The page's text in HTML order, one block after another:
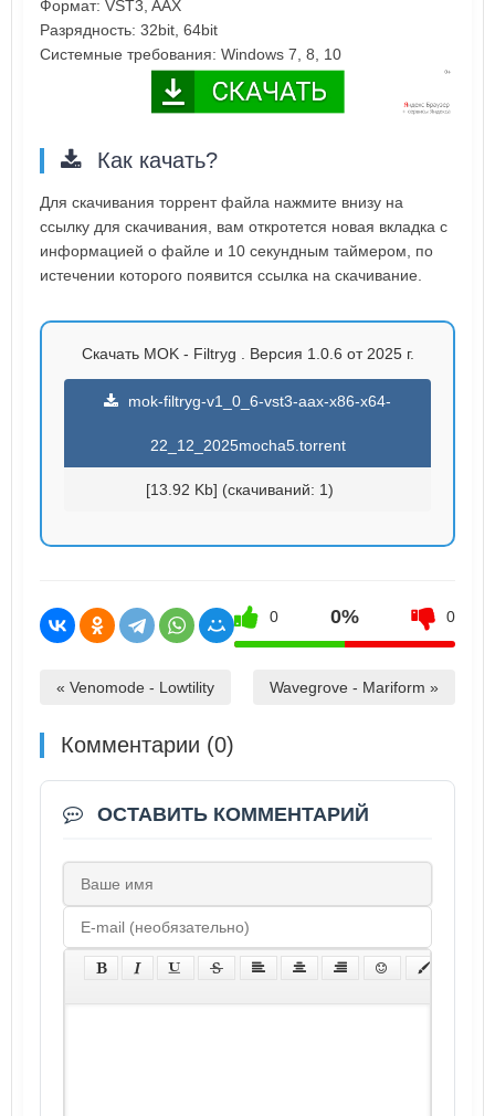
Формат: VST3, AAX
Разрядность: 32bit, 64bit
Системные требования: Windows 7, 8, 10
Как качать?
Для скачивания торрент файла нажмите внизу на
ссылку для скачивания, вам откротется новая вкладка с
информацией о файле и 10 секундным таймером, по
истечении которого появится ссылка на скачивание.
Скачать MOK - Filtryg . Версия 1.0.6 от 2025 г.
mok-filtryg-v1_0_6-vst3-aax-x86-x64-
22_12_2025mocha5.torrent
[13.92 Kb] (cкачиваний: 1)
0 0% 0
« Venomode - Lowtility Wavegrove - Mariform »
Комментарии (0)
ОСТАВИТЬ КОММЕНТАРИЙ